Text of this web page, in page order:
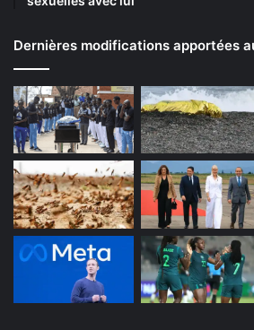
Dernières modifications apportées